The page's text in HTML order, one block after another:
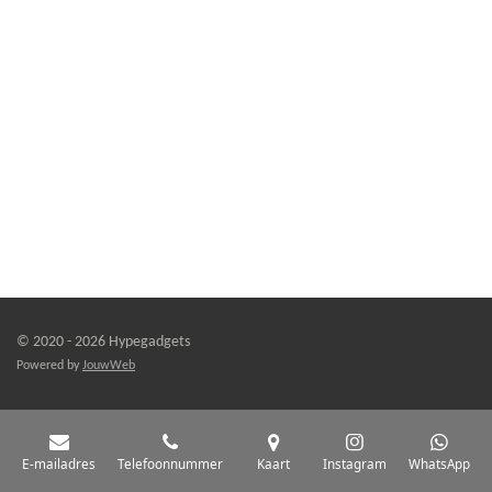
© 2020 - 2026 Hypegadgets
Powered by JouwWeb
E-mailadres Telefoonnummer Kaart Instagram WhatsApp